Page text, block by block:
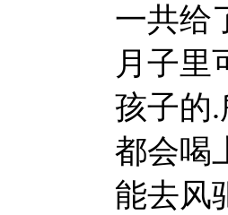
一共给
月子里
孩子的
都会喝
能去风